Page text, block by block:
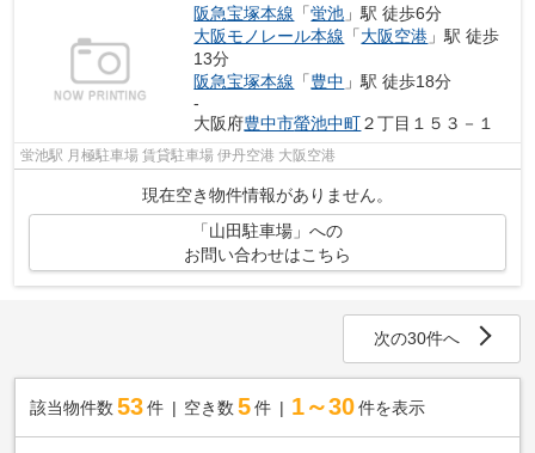
阪急宝塚本線 「蛍池 」駅 徒歩6分
大阪モノレール本線 「大阪空港 」駅 徒歩
13分
阪急宝塚本線 「豊中 」駅 徒歩18分
-
大阪府豊中市螢池中町２丁目１５３－１
蛍池駅 月極駐車場 賃貸駐車場 伊丹空港 大阪空港
現在空き物件情報がありません。
「山田駐車場」への
お問い合わせはこちら
次の30件へ
該当物件数 53件 空き数 5 件 1～30 件を表示